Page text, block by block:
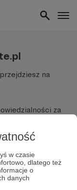
w czasie
dlatego też
o
danych
na
za
ani informacji
klikniesz przycisk
i zweryfikuj